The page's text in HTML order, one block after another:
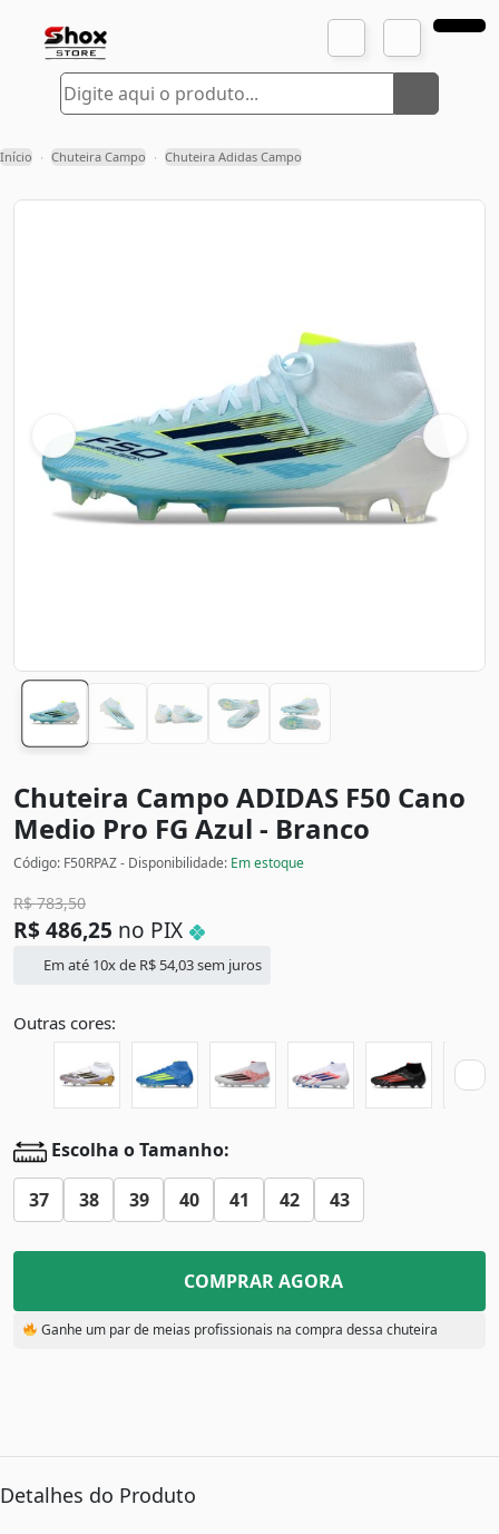
Início › Chuteira Campo › Chuteira Adidas Campo
Chuteira Campo ADIDAS F50 Cano
Medio Pro FG Azul - Branco
Código: F50RPAZ - Disponibilidade: Em estoque
R$783,50
R$ 486,25 no PIX
Em até 10x de R$ 54,03sem juros
Outras cores:
Escolha o Tamanho:
37 38 39 40 41 42 43
COMPRAR AGORA
Ganhe um par de meias profissionais na compra dessa chuteira
Detalhes do Produto